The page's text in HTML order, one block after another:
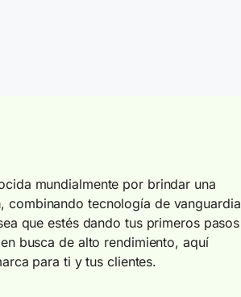
mundialmente por brindar una
, combinando tecnología de vanguardia
que estés dando tus primeros pasos
busca de alto rendimiento, aquí
para ti y tus clientes.